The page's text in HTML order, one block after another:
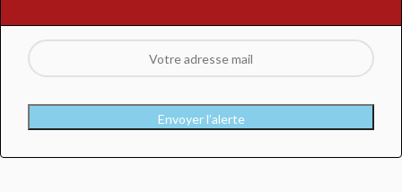
Envoyer l’alerte